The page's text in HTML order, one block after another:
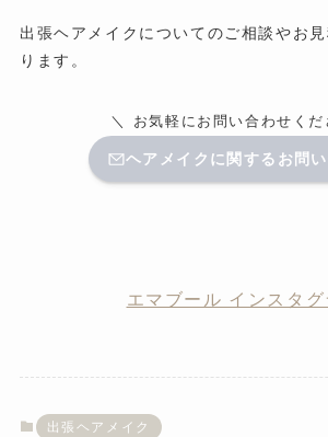
出張ヘアメイクについてのご相談やお
ります。
＼ お気軽にお問い合わせくだ
ヘアメイクに関するお問
エマブール インスタグ
出張ヘアメイク